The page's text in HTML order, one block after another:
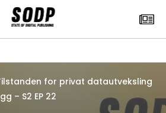
for privat datautveksling
– S2 EP 22